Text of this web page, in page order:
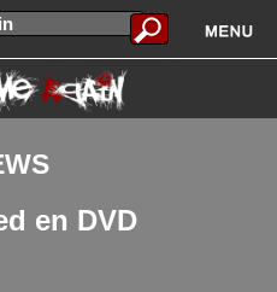
en DVD